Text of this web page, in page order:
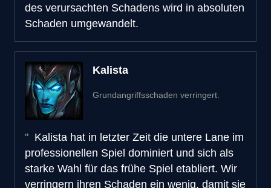
des verursachten Schadens wird in absoluten
Schaden umgewandelt.
Kalista
Grundangriffsschaden verringert.
Kalista hat in letzter Zeit die untere Lane im
professionellen Spiel dominiert und sich als
starke Wahl für das frühe Spiel etabliert. Wir
verringern ihren Schaden ein wenig, damit sie